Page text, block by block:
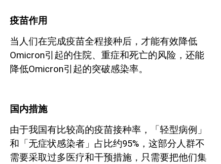
疫苗作用
当人们在完成疫苗全程接种后，才能有效降低
Omicron引起的住院、重症和死亡的风险，还能
降低Omicron引起的突破感染率。
国内措施
由于我国有比较高的疫苗接种率，「轻型病例」
和「无症状感染者」占比约95% ，这部分人群不
需要采取过多医疗和干预措施，只需要把他们集